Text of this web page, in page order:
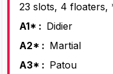
23 slots, 4 floaters,
A1* : Didier
A2* : Martial
A3* : Patou